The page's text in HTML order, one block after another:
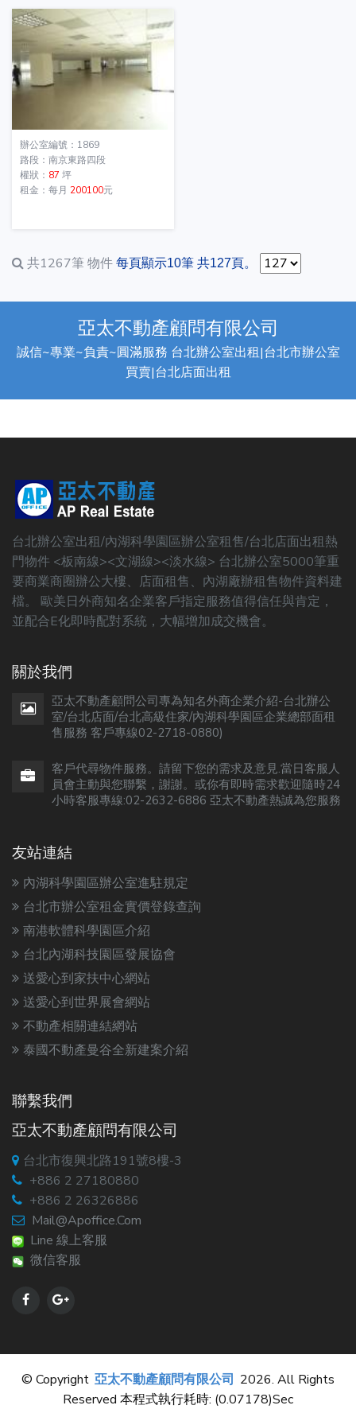
辦公室編號：1869
路段：南京東路四段
權狀： 87 坪
租金：每月 200100元
共1267筆 物件 每頁顯示10筆 共127頁。
亞太不動產顧問有限公司
誠信~專業~負責~圓滿服務 台北辦公室出租|台北市辦公室
買賣|台北店面出租
台北辦公室出租/內湖科學園區辦公室租售/台北店面出租熱
門物件 <板南線><文湖線><淡水線> 台北辦公室5000筆重
要商業商圈辦公大樓、店面租售、內湖廠辦租售物件資料建
檔。 歐美日外商知名企業客戶指定服務值得信任與肯定，
並配合E化即時配對系統，大幅增加成交機會。
關於我們
亞太不動產顧問公司專為知名外商企業介紹-台北辦公
室/台北店面/台北高級住家/內湖科學園區企業總部面租
售服務 客戶專線02-2718-0880)
客戶代尋物件服務。請留下您的需求及意見.當日客服人
員會主動與您聯繫，謝謝。或你有即時需求歡迎隨時24
小時客服專線:02-2632-6886 亞太不動產熱誠為您服務
友站連結
內湖科學園區辦公室進駐規定
台北市辦公室租金實價登錄查詢
南港軟體科學園區介紹
台北內湖科技園區發展協會
送愛心到家扶中心網站
送愛心到世界展會網站
不動產相關連結網站
泰國不動產曼谷全新建案介紹
聯繫我們
亞太不動產顧問有限公司
台北市復興北路191號8樓-3
+886 2 27180880
+886 2 26326886
Mail@apoffice.com
Line 線上客服
微信客服
© Copyright 亞太不動產顧問有限公司 2026. All Rights
Reserved 本程式執行耗時: (0.07178)sec